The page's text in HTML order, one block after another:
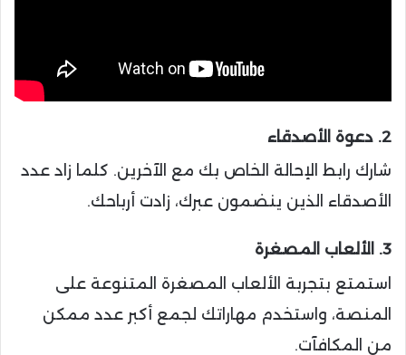
2. دعوة الأصدقاء
شارك رابط الإحالة الخاص بك مع الآخرين. كلما زاد عدد
الأصدقاء الذين ينضمون عبرك، زادت أرباحك.
3. الألعاب المصغرة
استمتع بتجربة الألعاب المصغرة المتنوعة على
المنصة، واستخدم مهاراتك لجمع أكبر عدد ممكن
من المكافآت.